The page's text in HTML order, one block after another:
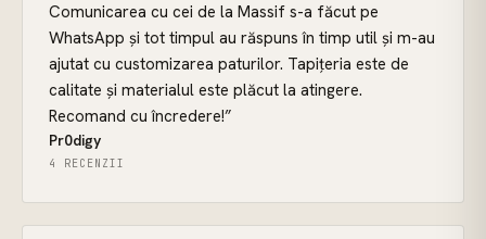
Comunicarea cu cei de la Massif s-a făcut pe
WhatsApp și tot timpul au răspuns în timp util și m-au
ajutat cu customizarea paturilor. Tapițeria este de
calitate și materialul este plăcut la atingere.
Recomand cu încredere!”
Pr0digy
4 RECENZII